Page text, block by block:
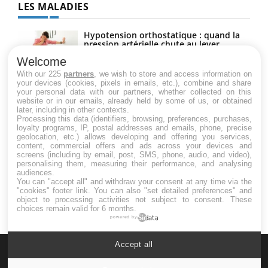
LES MALADIES
Hypotension orthostatique : quand la
pression artérielle chute au lever
Drépanocytose : une déformation des
globules rouges aux conséquences
graves
Maladie de Charcot (Sclérose latérale
amyotrophique)
Welcome
With our 225 partners , we wish to store and access information on
your devices (cookies, pixels in emails, etc.), combine and share
your personal data with our partners, whether collected on this
website or in our emails, already held by some of us, or obtained
later, including in other contexts.
Processing this data (identifiers, browsing, preferences, purchases,
loyalty programs, IP, postal addresses and emails, phone, precise
geolocation, etc.) allows developing and offering you services,
content, commercial offers and ads across your devices and
screens (including by email, post, SMS, phone, audio, and video),
personalising them, measuring their performance, and analysing
audiences.
You can "accept all" and withdraw your consent at any time via the
"cookies" footer link . You can also "set detailed preferences" and
object to processing activities not subject to consent. These
choices remain valid for 6 months.
powered by
Accept all